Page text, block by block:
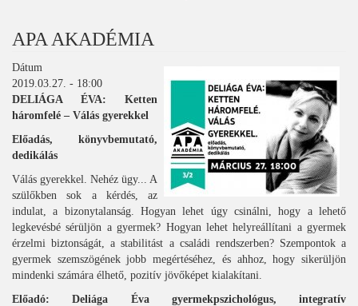
APA AKADÉMIA
Dátum
2019.03.27. - 18:00
DELIÁGA ÉVA: Ketten
háromfelé – Válás gyerekkel
Előadás, könyvbemutató,
dedikálás
Válás gyerekkel. Nehéz ügy... A
szülőkben sok a kérdés, az
indulat, a bizonytalanság. Hogyan lehet úgy csinálni, hogy a lehető
legkevésbé sérüljön a gyermek? Hogyan lehet helyreállítani a gyermek
érzelmi biztonságát, a stabilitást a családi rendszerben? Szempontok a
gyermek szemszögének jobb megértéséhez, és ahhoz, hogy sikerüljön
mindenki számára élhető, pozitív jövőképet kialakítani.
Előadó: Deliága Éva gyermekpszichológus, integratív